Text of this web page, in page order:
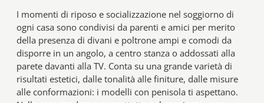
I momenti di riposo e socializzazione nel soggiorno di
ogni casa sono condivisi da parenti e amici per merito
della presenza di divani e poltrone ampi e comodi da
disporre in un angolo, a centro stanza o addossati alla
parete davanti alla TV. Conta su una grande varietà di
risultati estetici, dalle tonalità alle finiture, dalle misure
alle conformazioni: i modelli con penisola ti aspettano.